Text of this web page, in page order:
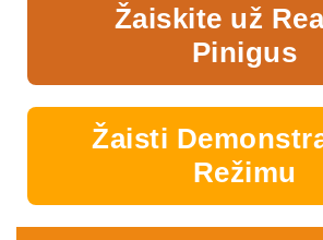
Žaiskite už
Pinigus
Žaisti
Režimu